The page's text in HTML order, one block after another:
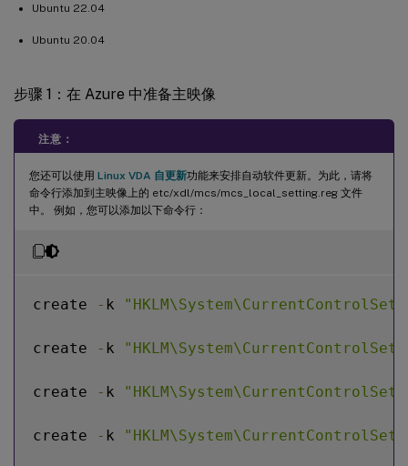
Ubuntu 22.04
Ubuntu 20.04
步骤 1：在 Azure 中准备主映像
注意：
您还可以使用 Linux VDA 自更新功能来安排自动软件更新。为此，请将
命令行添加到主映像上的 etc/xdl/mcs/mcs_local_setting.reg 文件
中。 例如，您可以添加以下命令行：
create - k
create - k
create - k
create - k